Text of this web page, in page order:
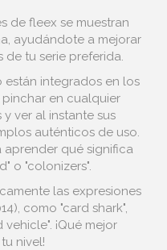
de fleex se muestran
ayudándote a mejorar
de tu serie preferida.
están integrados en los
en cualquier
ver al instante sus
auténticos de uso.
aprender qué significa
o "colonizers".
las expresiones
como "card shark",
¡Qué mejor
nivel!